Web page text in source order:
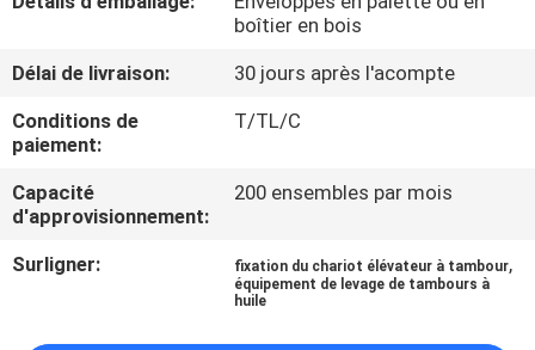
DE
L'USINE
CONTRÔLE
DE
LA
QUALITÉ
boîtier en bois
Délai de livraison:
30 jours après l'acompte
Conditions de
paiement:
T/TL/C
Capacité
d'approvisionnement:
200 ensembles par mois
Surligner: fixation du chariot élévateur à tambour,
équipement de levage de tambours à
huile